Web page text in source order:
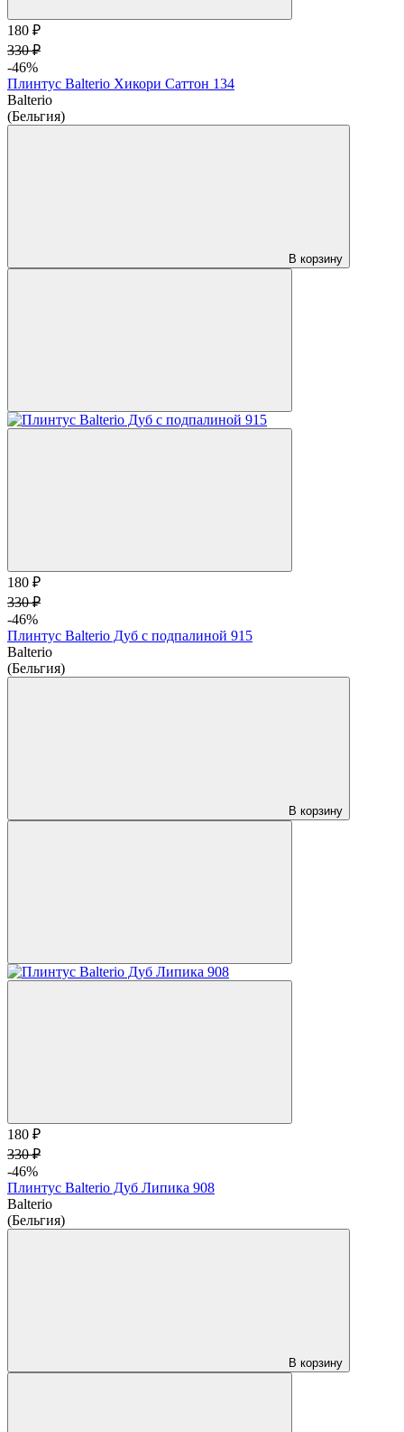
180 ₽
330 ₽
-46%
Плинтус Balterio Хикори Саттон 134
Balterio
(Бельгия)
В корзину
180 ₽
330 ₽
-46%
Плинтус Balterio Дуб с подпалиной 915
Balterio
(Бельгия)
В корзину
180 ₽
330 ₽
-46%
Плинтус Balterio Дуб Липика 908
Balterio
(Бельгия)
В корзину